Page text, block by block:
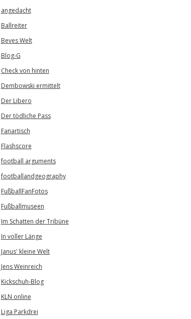
angedacht
Ballreiter
Beves Welt
Blog-G
Check von hinten
Dembowski ermittelt
Der Libero
Der tödliche Pass
Fanartisch
Flashscore
football arguments
footballandgeography
FußballFanFotos
Fußballmuseen
Im Schatten der Tribüne
In voller Länge
Janus' kleine Welt
Jens Weinreich
Kickschuh-Blog
KLN online
Liga Parkdrei